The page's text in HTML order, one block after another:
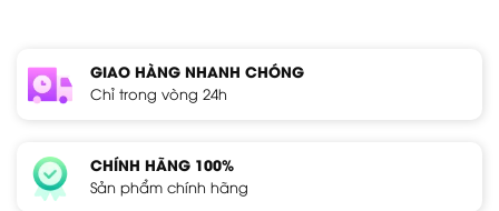
GIAO HÀNG NHANH CHÓNG
Chỉ trong vòng 24h
CHÍNH HÃNG 100%
Sản phẩm chính hãng